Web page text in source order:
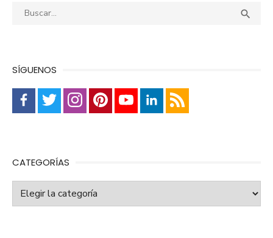
Buscar: 
SÍGUENOS
CATEGORÍAS